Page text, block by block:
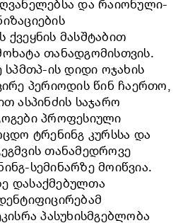
და რაიონული-
ქვეყნის მასშტაბით
თანადგომისთვის.
სპმთპ-ის დიდი ოჯახის
პერიოდის წინ ჩაერთო,
ასპინძის საჯარო
პროფესიული
ტრენინგ კურსსა და
თანამედროვე
სემინარზე მოიწვია.
დასაქმებულთა
პასუხისმგებლობა